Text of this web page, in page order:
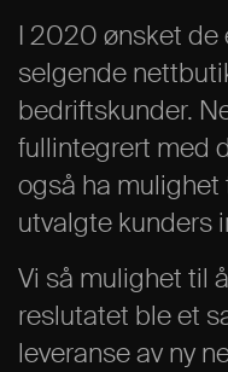
I 2020 ønsket de
selgende
bedriftskunder.
fullintegrert med
også ha mulighet
utvalgte kunders
Vi så mulighet til
reslutatet ble et
leveranse av ny